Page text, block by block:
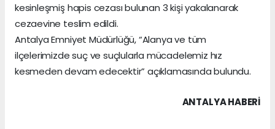
kesinleşmiş hapis cezası bulunan 3 kişi yakalanarak
cezaevine teslim edildi.
Antalya Emniyet Müdürlüğü, “Alanya ve tüm
ilçelerimizde suç ve suçlularla mücadelemiz hız
kesmeden devam edecektir” açıklamasında bulundu.
ANTALYA HABERİ